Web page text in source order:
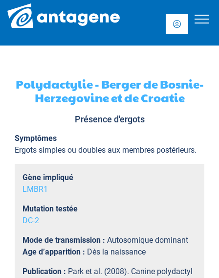
Polydactylie - Berger de Bosnie-
Herzegovine et de Croatie
Présence d'ergots
Symptômes
Ergots simples ou doubles aux membres postérieurs.
Gène impliqué
LMBR1
Mutation testée
DC-2
Mode de transmission : Autosomique dominant
Age d’apparition : Dès la naissance
Publication : Park et al. (2008). Canine polydactyl